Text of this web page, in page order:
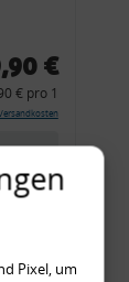
€
€ pro 1
Pixel, um